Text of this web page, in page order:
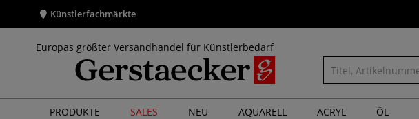
Künstlerfachmärkte
Europas größter Versandhandel für Künstlerbedarf
PRODUKTE SALES NEU AQUARELL ACRYL ÖL